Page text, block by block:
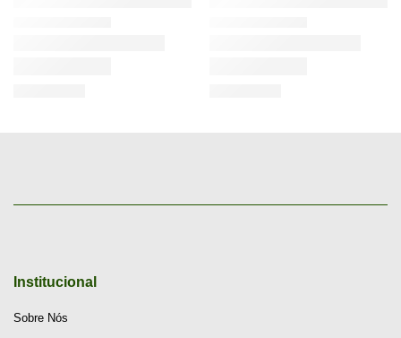
Institucional
Sobre Nós